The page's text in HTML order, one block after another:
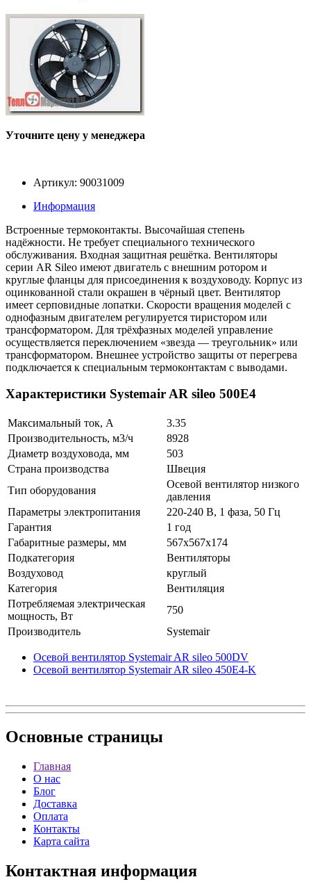
Уточните цену у менеджера
Артикул: 90031009
Информация
Встроенные термоконтакты. Высочайшая степень
надёжности. Не требует специального технического
обслуживания. Входная защитная решётка. Вентиляторы
серии AR Sileo имеют двигатель с внешним ротором и
круглые фланцы для присоединения к воздуховоду. Корпус из
оцинкованной стали окрашен в чёрный цвет. Вентилятор
имеет серповидные лопатки. Скорости вращения моделей с
однофазным двигателем регулируется тиристором или
трансформатором. Для трёхфазных моделей управление
осуществляется переключением «звезда — треугольник» или
трансформатором. Внешнее устройство защиты от перегрева
подключается к специальным термоконтактам с выводами.
Характеристики Systemair AR sileo 500E4
Максимальный ток, А
3.35
Производительность, м3/ч
8928
Диаметр воздуховода, мм
503
Страна производства
Швеция
Тип оборудования
Осевой вентилятор низкого
давления
Параметры электропитания
220-240 В, 1 фаза, 50 Гц
Гарантия
1 год
Габаритные размеры, мм
567x567x174
Подкатегория
Вентиляторы
Воздуховод
круглый
Категория
Вентиляция
Потребляемая электрическая
мощность, Вт
750
Производитель
Systemair
Осевой вентилятор Systemair AR sileo 500DV
Осевой вентилятор Systemair AR sileo 450E4-K
Основные страницы
Главная
О нас
Блог
Доставка
Оплата
Контакты
Карта сайта
Контактная информация